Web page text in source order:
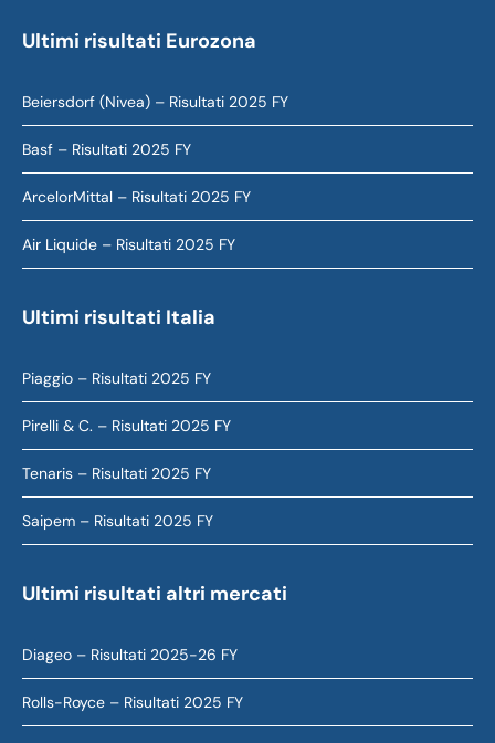
Ultimi risultati Eurozona
Beiersdorf (Nivea) – Risultati 2025 FY
Basf – Risultati 2025 FY
ArcelorMittal – Risultati 2025 FY
Air Liquide – Risultati 2025 FY
Ultimi risultati Italia
Piaggio – Risultati 2025 FY
Pirelli & C. – Risultati 2025 FY
Tenaris – Risultati 2025 FY
Saipem – Risultati 2025 FY
Ultimi risultati altri mercati
Diageo – Risultati 2025-26 FY
Rolls-Royce – Risultati 2025 FY